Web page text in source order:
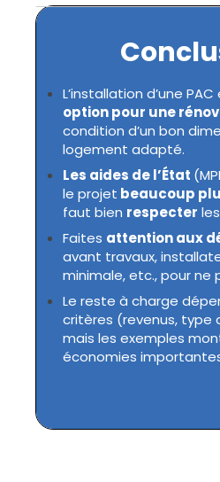
L’installation d’une PAC
option pour une
condition d’un bon
logement adapté.
Les aides de l’État
le projet beaucoup
faut bien respecter
Faites attention aux
avant travaux,
minimale, etc., pour ne
Le reste à charge
critères (revenus, type
mais les exemples
économies